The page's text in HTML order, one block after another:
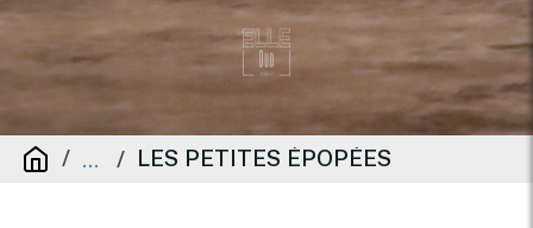
... LES PETITES ÉPOPÉES